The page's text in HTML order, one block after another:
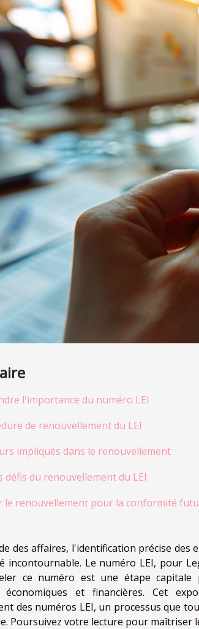
l'importance du numéro LEI
de renouvellement du LEI
impliqués dans le renouvellement
défis du renouvellement du LEI
le renouvellement pour la conformité
des affaires, l'identification précise
incontournable. Le numéro LEI, pour
ce numéro est une étape
économiques et financières. Cet
des numéros LEI, un processus que
Poursuivez votre lecture pour maîtriser